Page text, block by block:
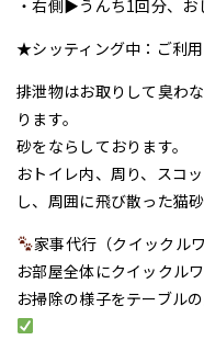
・右側▶うんち1回分、お
★シッティング中：ご利
排泄物はお取りして臭わ
ります。
砂をならしております。
おトイレ内、周り、スコ
し、周囲に飛び散った猫
家事代行（クイックルワ
お部屋全体にクイックル
お掃除の様子をテーブル